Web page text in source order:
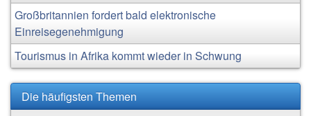
Großbritannien fordert bald elektronische
Einreisegenehmigung
Tourismus in Afrika kommt wieder in Schwung
Die häufigsten Themen